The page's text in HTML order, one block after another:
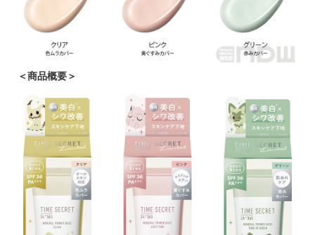
＜商品概要＞